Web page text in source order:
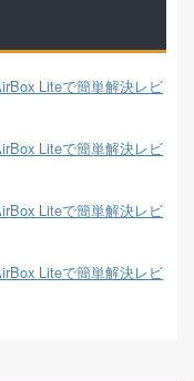
Liteで簡単解決レビ
Liteで簡単解決レビ
Liteで簡単解決レビ
Liteで簡単解決レビ